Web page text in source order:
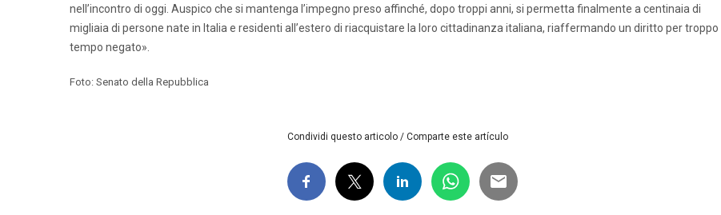
nell’incontro di oggi. Auspico che si mantenga l’impegno preso affinché, dopo troppi anni, si permetta finalmente a centinaia di
migliaia di persone nate in Italia e residenti all’estero di riacquistare la loro cittadinanza italiana, riaffermando un diritto per troppo
tempo negato».
Foto: Senato della Repubblica
Condividi questo articolo / Comparte este artículo